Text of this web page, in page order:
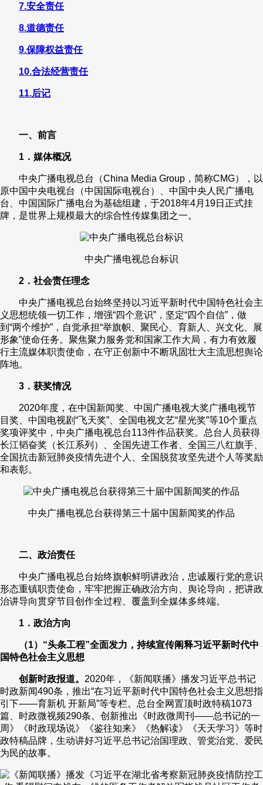
7.安全责任
8.道德责任
9.保障权益责任
10.合法经营责任
11.后记
一、前言
1．媒体概况
中央广播电视总台（China Media Group，简称CMG），以
原中国中央电视台（中国国际电视台）、中国中央人民广播电
台、中国国际广播电台为基础组建，于2018年4月19日正式挂
牌，是世界上规模最大的综合性传媒集团之一。
中央广播电视总台标识
2．社会责任理念
中央广播电视总台始终坚持以习近平新时代中国特色社会主
义思想统领一切工作，增强“四个意识”，坚定“四个自信”，做
到“两个维护”，自觉承担“举旗帜、聚民心、育新人、兴文化、展
形象”使命任务。聚焦聚力服务党和国家工作大局，有力有效履
行主流媒体职责使命，在守正创新中不断巩固壮大主流思想舆论
阵地。
3．获奖情况
2020年度，在中国新闻奖、中国广播电视大奖广播电视节
目奖、中国电视剧“飞天奖”、全国电视文艺“星光奖”等10个重点
奖项评奖中，中央广播电视总台113件作品获奖。总台人员获得
长江韬奋奖（长江系列）、全国先进工作者、全国三八红旗手、
全国抗击新冠肺炎疫情先进个人、全国脱贫攻坚先进个人等奖励
和表彰。
中央广播电视总台获得第三十届中国新闻奖的作品
二、政治责任
中央广播电视总台始终旗帜鲜明讲政治，忠诚履行党的意识
形态重镇职责使命，牢牢把握正确政治方向、舆论导向，把讲政
治讲导向贯穿节目创作全过程、覆盖到全媒体多终端。
1．政治方向
（1）“头条工程”全面发力，持续宣传阐释习近平新时代中
国特色社会主义思想
创新时政报道。 2020年，《新闻联播》播发习近平总书记
时政新闻490条，推出“在习近平新时代中国特色社会主义思想指
引下——育新机 开新局”等专栏。总台全网置顶时政特稿1073
篇、时政微视频290条。创新推出《时政微周刊——总书记的一
周》《时政现场说》《鉴往知来》《热解读》《天天学习》等时
政特稿品牌，生动讲好习近平总书记治国理政、管党治党、爱民
为民的故事。